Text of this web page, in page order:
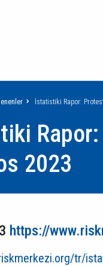
İstatistiki Rapor:
2023
https://
tr/